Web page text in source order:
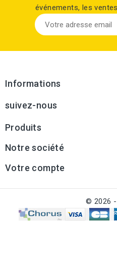
événements, les
Informations
suivez-nous
Produits
Notre société
Votre compte
© 2026 -